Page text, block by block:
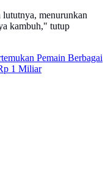
menurunkan
kambuh," tutup
Pemain Berbagai
1 Miliar